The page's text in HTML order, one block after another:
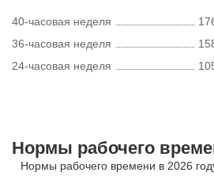
40-часовая неделя
36-часовая неделя
24-часовая неделя
Нормы рабочего
Нормы рабочего времени в 2026